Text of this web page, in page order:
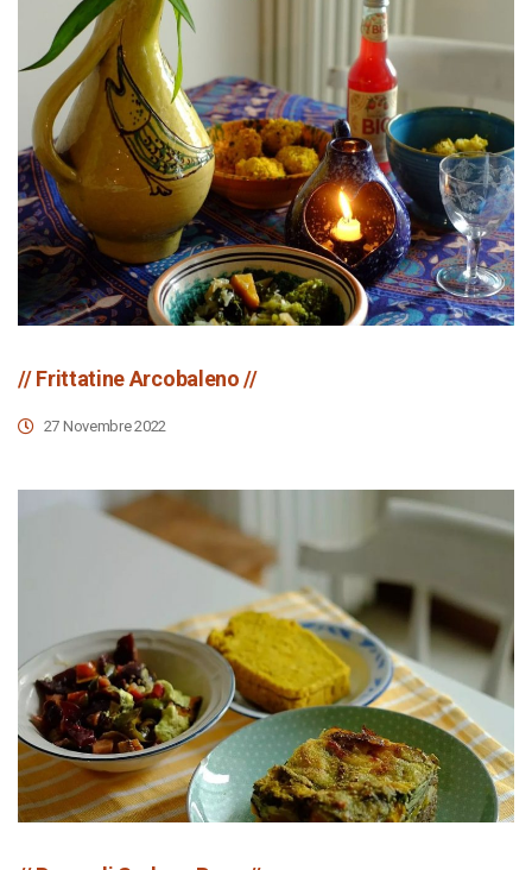
// Frittatine Arcobaleno //
27 Novembre 2022